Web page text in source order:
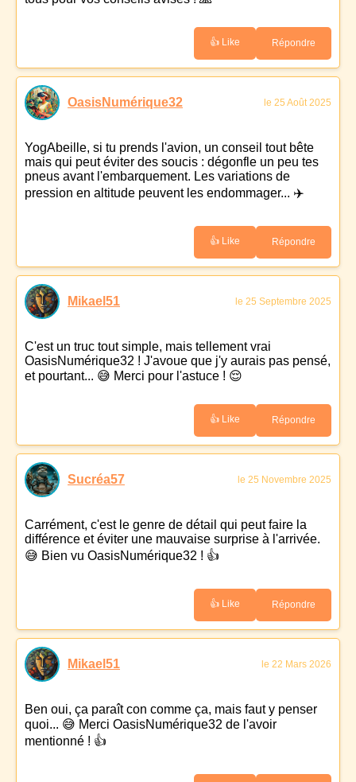
👍 Like Répondre
OasisNumérique32 le 25 Août 2025
YogAbeille, si tu prends l'avion, un conseil tout bête
mais qui peut éviter des soucis : dégonfle un peu tes
pneus avant l'embarquement. Les variations de
pression en altitude peuvent les endommager... ✈️
👍 Like Répondre
Mikael51 le 25 Septembre 2025
C'est un truc tout simple, mais tellement vrai
OasisNumérique32 ! J'avoue que j'y aurais pas pensé,
et pourtant... 😅 Merci pour l'astuce ! 😌
👍 Like Répondre
Sucréa57 le 25 Novembre 2025
Carrément, c'est le genre de détail qui peut faire la
différence et éviter une mauvaise surprise à l'arrivée.
😅 Bien vu OasisNumérique32 ! 👍
👍 Like Répondre
Mikael51 le 22 Mars 2026
Ben oui, ça paraît con comme ça, mais faut y penser
quoi... 😅 Merci OasisNumérique32 de l'avoir
mentionné ! 👍